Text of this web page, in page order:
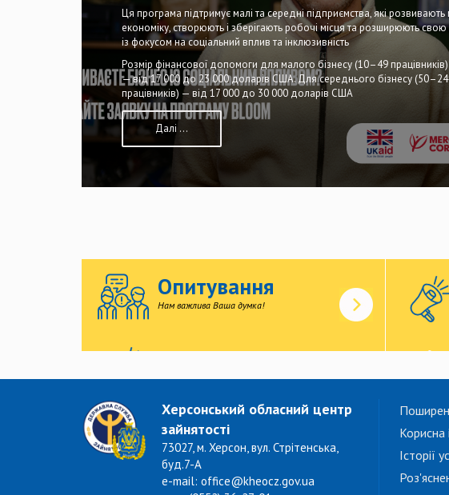
Ця програма підтримує малі та середні підприємства, які розвивають
економіку, створюють і зберігають робочі місця та розширюють свою
із фокусом на соціальний вплив та інклюзивність
Розмір фінансової допомоги для малого бізнесу (10–49
— від 17 000 до 23 000 доларів США. Для середнього бізнесу
працівників) — від 17 000 до 30 000 доларів США
Далі ...
Опитування
Нам важлива Ваша думка!
Херсонський обласний центр
зайнятості
73027, м. Херсон, вул. Стрітенська,
буд.7-А
e-mail: office@kheocz.gov.ua
Корисна
Історії